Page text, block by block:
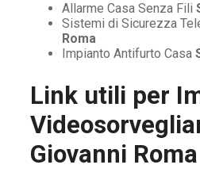
Allarme Casa Senza Fili
Sistemi di Sicurezza
Roma
Impianto Antifurto Casa
Link utili per
Giovanni Roma